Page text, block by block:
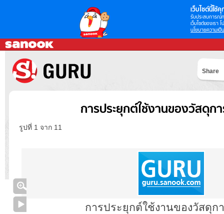
เว็บไซต์นี้ใช้คุ
รับประสบการณ์
เว็บไซต์ของเรา
นโยบายความเป็
Share
การประยุกต์ใช้งานของวัสดุ
รูปที่ 1 จาก 11
การประยุกต์ใช้งานของวัสดุก